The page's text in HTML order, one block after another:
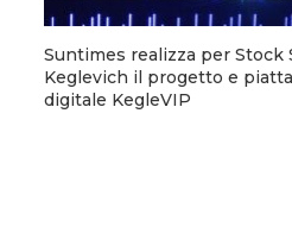
Suntimes realizza per Stock
Keglevich il progetto e
digitale KegleVIP